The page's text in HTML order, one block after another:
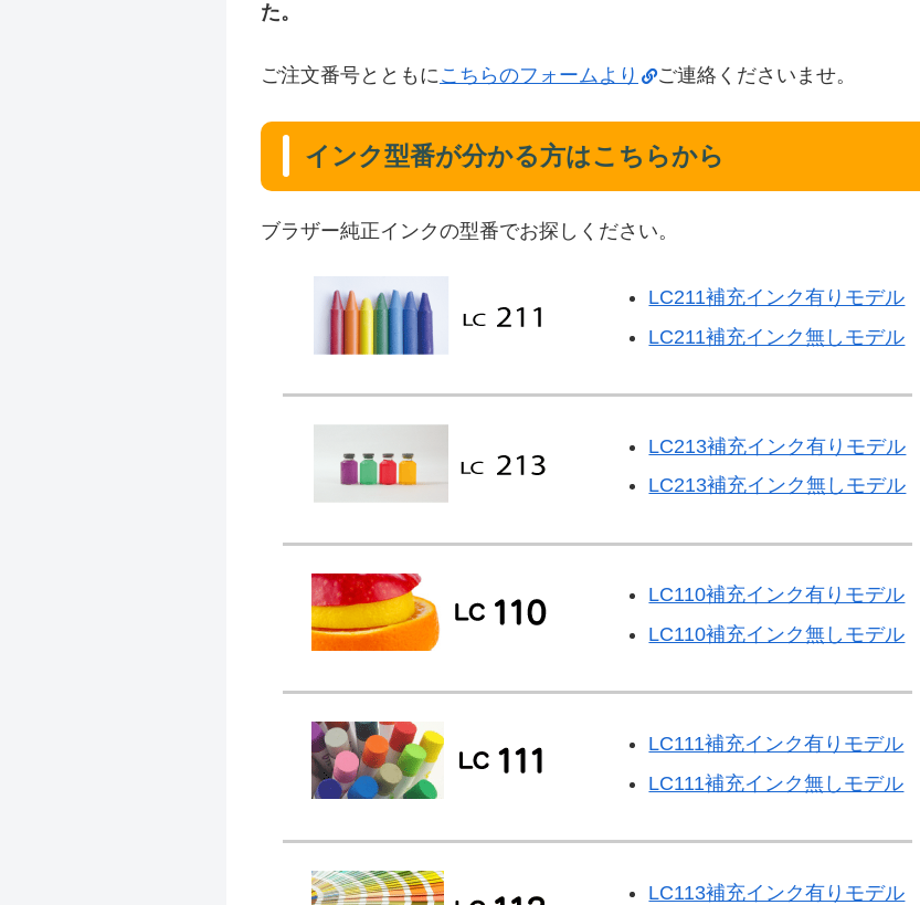
た。
ご注文番号とともにこちらのフォームより ご連絡くださいませ。
インク型番が分かる方はこちらから
ブラザー純正インクの型番でお探しください。
LC211補充インク有りモデル
LC211補充インク無しモデル
LC213補充インク有りモデル
LC213補充インク無しモデル
LC110補充インク有りモデル
LC110補充インク無しモデル
LC111補充インク有りモデル
LC111補充インク無しモデル
LC113補充インク有りモデル